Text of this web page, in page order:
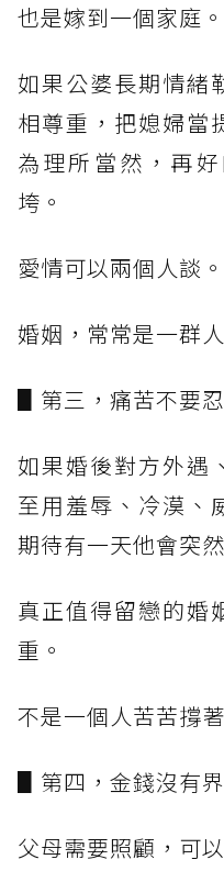
也是嫁到一個家庭。
如果公婆長期情緒
相尊重，把媳婦當
為理所當然，再
垮。
愛情可以兩個人談。
婚姻，常常是一群
▋第三，痛苦不要
如果婚後對方外遇
至用羞辱、冷漠、
期待有一天他會突
真正值得留戀的婚
重。
不是一個人苦苦撐著
▋第四，金錢沒有
父母需要照顧，可